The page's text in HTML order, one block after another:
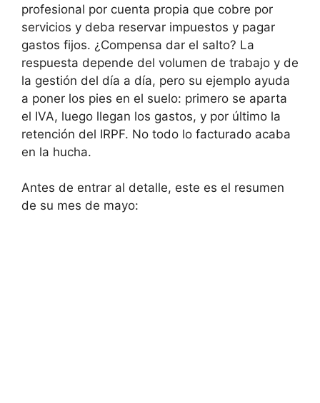
profesional por cuenta propia que cobre por
servicios y deba reservar impuestos y pagar
gastos fijos. ¿Compensa dar el salto? La
respuesta depende del volumen de trabajo y de
la gestión del día a día, pero su ejemplo ayuda
a poner los pies en el suelo: primero se aparta
el IVA, luego llegan los gastos, y por último la
retención del IRPF. No todo lo facturado acaba
en la hucha.
Antes de entrar al detalle, este es el resumen
de su mes de mayo: